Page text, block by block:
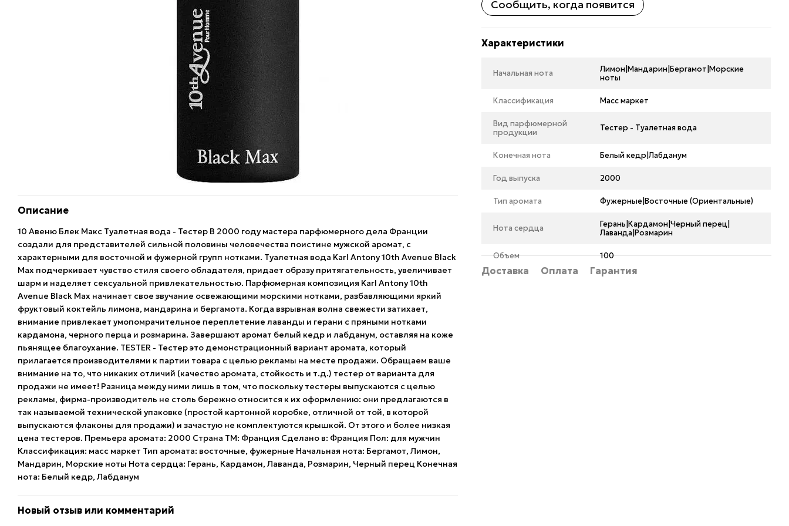
Описание
10 Авеню Блек Макс Туалетная вода - Тестер В 2000 году мастера парфюмерного дела Франции
создали для представителей сильной половины человечества поистине мужской аромат, с
характерными для восточной и фужерной групп нотками. Туалетная вода Karl Antony 10th Avenue Black
Max подчеркивает чувство стиля своего обладателя, придает образу притягательность, увеличивает
шарм и наделяет сексуальной привлекательностью. Парфюмерная композиция Karl Antony 10th
Avenue Black Max начинает свое звучание освежающими морскими нотками, разбавляющими яркий
фруктовый коктейль лимона, мандарина и бергамота. Когда взрывная волна свежести затихает,
внимание привлекает умопомрачительное переплетение лаванды и герани с пряными нотками
кардамона, черного перца и розмарина. Завершают аромат белый кедр и лабданум, оставляя на коже
пьянящее благоухание. TESTER - Тестер это демонстрационный вариант аромата, который
прилагается производителями к партии товара с целью рекламы на месте продажи. Обращаем ваше
внимание на то, что никаких отличий (качество аромата, стойкость и т.д.) тестер от варианта для
продажи не имеет! Разница между ними лишь в том, что поскольку тестеры выпускаются с целью
рекламы, фирма-производитель не столь бережно относится к их оформлению: они предлагаются в
так называемой технической упаковке (простой картонной коробке, отличной от той, в которой
выпускаются флаконы для продажи) и зачастую не комплектуются крышкой. От этого и более низкая
цена тестеров. Премьера аромата: 2000 Страна ТМ: Франция Сделано в: Франция Пол: для мужчин
Классификация: масс маркет Тип аромата: восточные, фужерные Начальная нота: Бергамот, Лимон,
Мандарин, Морские ноты Нота сердца: Герань, Кардамон, Лаванда, Розмарин, Черный перец Конечная
нота: Белый кедр, Лабданум
Новый отзыв или комментарий
Сообщить, когда появится
Характеристики
Начальная нота
Лимон|Мандарин|Бергамот|Морские
ноты
Классификация Масс маркет
Вид парфюмерной
продукции
Тестер - Туалетная вода
Конечная нота Белый кедр|Лабданум
Год выпуска 2000
Тип аромата Фужерные|Восточные (Ориентальные)
Нота сердца
Герань|Кардамон|Черный перец|
Лаванда|Розмарин
Объем 100
Доставка Оплата Гарантия